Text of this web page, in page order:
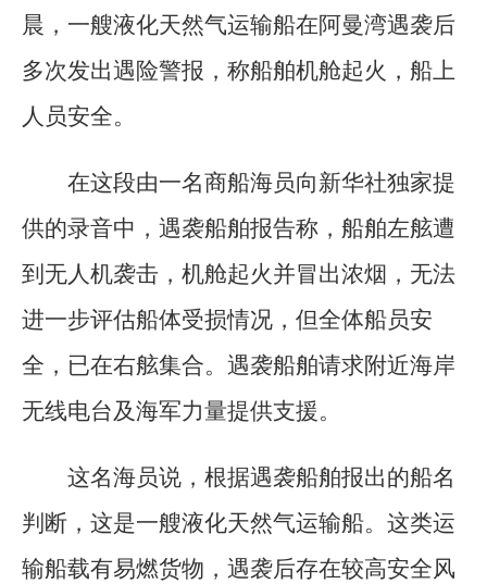
晨，一艘液化天然气运输船在阿曼湾遇袭后
多次发出遇险警报，称船舶机舱起火，船上
人员安全。
在这段由一名商船海员向新华社独家提
供的录音中，遇袭船舶报告称，船舶左舷遭
到无人机袭击，机舱起火并冒出浓烟，无法
进一步评估船体受损情况，但全体船员安
全，已在右舷集合。遇袭船舶请求附近海岸
无线电台及海军力量提供支援。
这名海员说，根据遇袭船舶报出的船名
判断，这是一艘液化天然气运输船。这类运
输船载有易燃货物，遇袭后存在较高安全风